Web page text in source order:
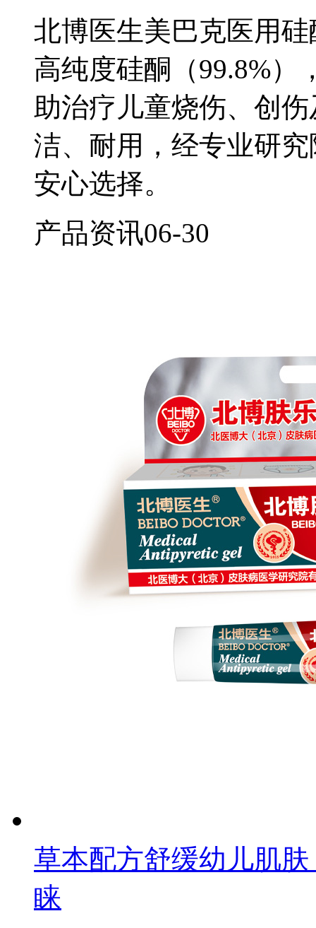
北博医生美巴克医用
高纯度硅酮（99.8%）
助治疗儿童烧伤、创
洁、耐用，经专业研
安心选择。
产品资讯06-30
草本配方舒缓幼儿肌
睐